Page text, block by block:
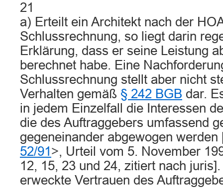
21
a) Erteilt ein Architekt nach der
Schlussrechnung, so liegt darin
Erklärung, dass er seine Leistung
berechnet habe. Eine
Schlussrechnung stellt aber nicht
Verhalten gemäß § 242 BGB dar.
in jedem Einzelfall die Interessen
die des Auftraggebers umfassend
gegeneinander abgewogen werden
52/91 >, Urteil vom 5. November
12, 15, 23 und 24, zitiert nach
erweckte Vertrauen des